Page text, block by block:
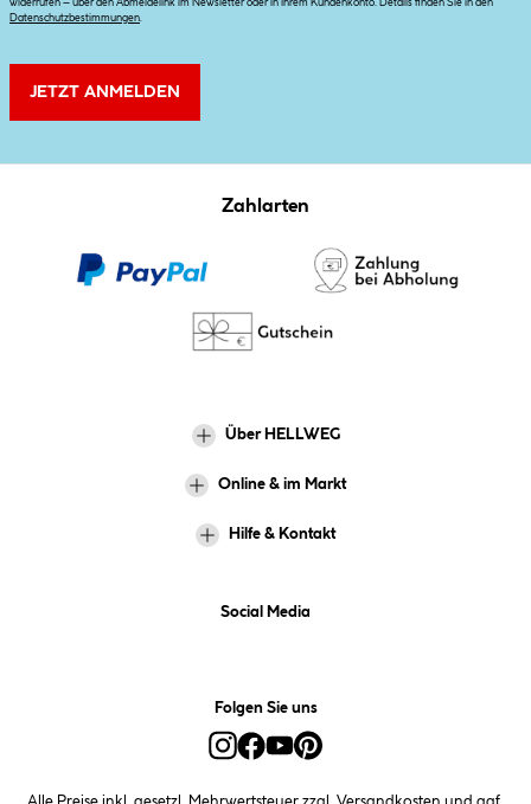
widerrufen – über den Abmeldelink im Newsletter oder in Ihrem Kundenkonto. Details finden Sie in den
Datenschutzbestimmungen
JETZT ANMELDEN
Zahlarten
Über HELLWEG
Online & im Markt
Hilfe & Kontakt
Social Media
Folgen Sie uns